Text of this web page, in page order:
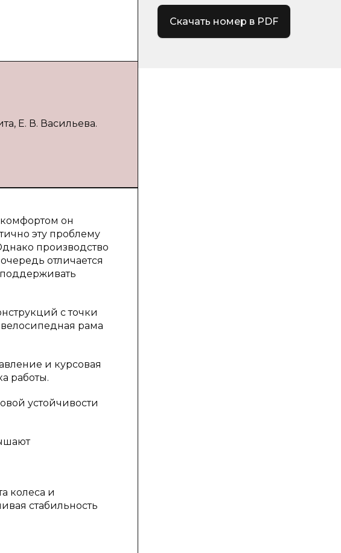
Е. В. Васильева.
он
эту проблему
производство
отличается
поддерживать
с точки
велосипедная рама
и курсовая
работы.
устойчивости
колеса и
стабильность
Скачать номер в PDF